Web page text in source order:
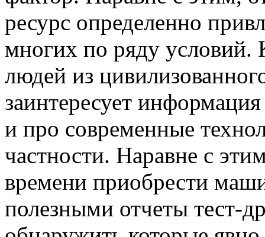
ресурс определенно
многих по ряду условий.
людей из
заинтересует
и про современные
частности. Наравне с
времени приобрести
полезными отчеты тест-